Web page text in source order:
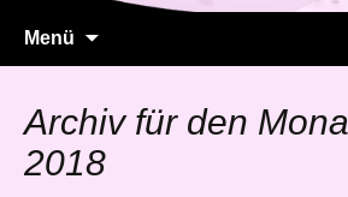
Menü
Archiv für den
2018